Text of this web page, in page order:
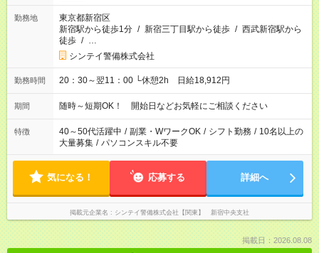
勤務地
東京都新宿区
新宿駅から徒歩1分 / 新宿三丁目駅から徒歩 / 西武新宿駅から
徒歩 / …
シンテイ警備株式会社
勤務時間 20：30～翌11：00 └休憩2h 日給18,912円
期間 随時～短期OK！ 開始日などお気軽にご相談ください
特徴 40～50代活躍中 / 副業・WワークOK / シフト勤務 / 10名以上の
大量募集 / パソコンスキル不要
気になる！ 応募する 詳細へ
掲載元企業名 シンテイ警備株式会社【関東】 新宿中央支社
掲載日：2026.08.08